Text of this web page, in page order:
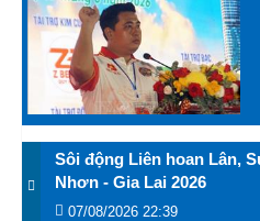
Sôi động Liên hoan Lân,
Nhơn - Gia Lai 2026
07/08/2026 22:39